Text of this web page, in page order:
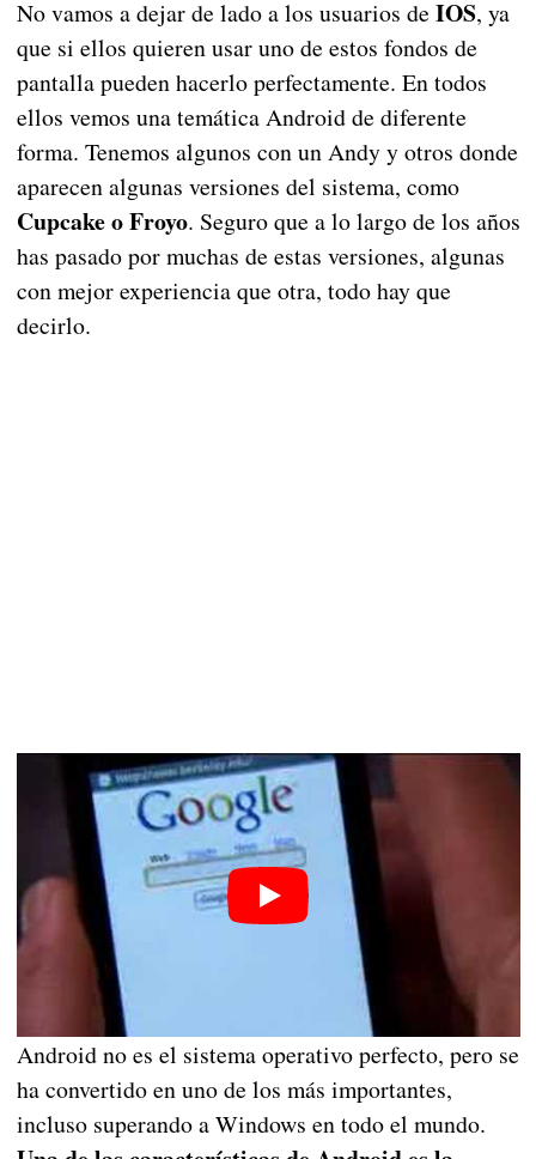
No vamos a dejar de lado a los usuarios de IOS, ya
que si ellos quieren usar uno de estos fondos de
pantalla pueden hacerlo perfectamente. En todos
ellos vemos una temática Android de diferente
forma. Tenemos algunos con un Andy y otros donde
aparecen algunas versiones del sistema, como
Cupcake o Froyo. Seguro que a lo largo de los años
has pasado por muchas de estas versiones, algunas
con mejor experiencia que otra, todo hay que
decirlo.
Android no es el sistema operativo perfecto, pero se
ha convertido en uno de los más importantes,
incluso superando a Windows en todo el mundo.